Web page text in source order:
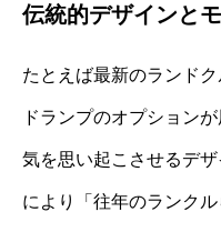
伝統的デザインと
たとえば最新のランド
ドランプのオプション
気を思い起こさせるデ
により「往年のランク